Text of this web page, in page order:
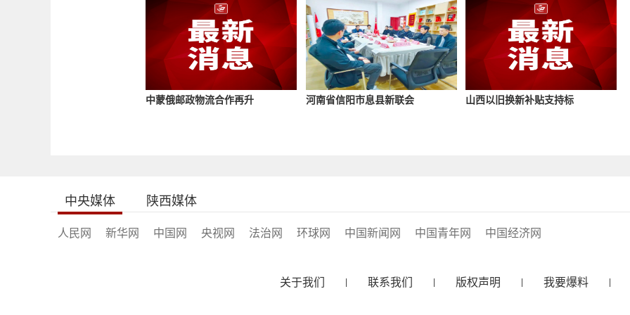
中蒙俄邮政物流合作再升 河南省信阳市息县新联会 山西以旧换新补贴支持标
中央媒体 陕西媒体
人民网 新华网 中国网 央视网 法治网 环球网 中国新闻网 中国青年网 中国经济网
关于我们 联系我们 版权声明 我要爆料